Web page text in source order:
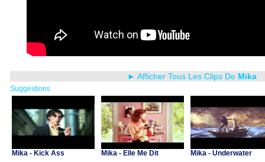
► Afficher Tous Les Clips De Mika
Suggestions
Mika - Kick Ass Mika - Elle Me Dit Mika - Underwater